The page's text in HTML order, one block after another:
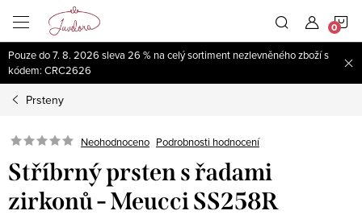
obsah
Pouze do 7. 8. 2026 sleva 26 % na celý sortiment nezlevněného zboží s
kódem: CRC2626
Prsteny
Neohodnoceno Podrobnosti hodnocení
Stříbrný prsten s řadami
zirkonů - Meucci SS258R